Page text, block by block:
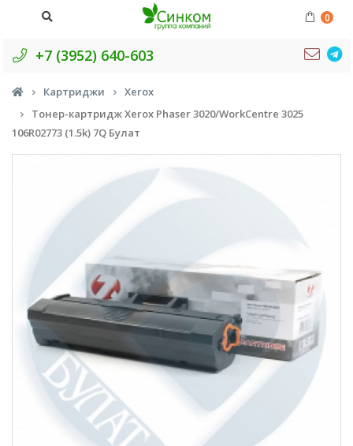
0
+7 (3952) 640-603
Картриджи
Xerox
Тонер-картридж Xerox Phaser 3020/WorkCentre 3025
106R02773 (1.5k) 7Q Булат